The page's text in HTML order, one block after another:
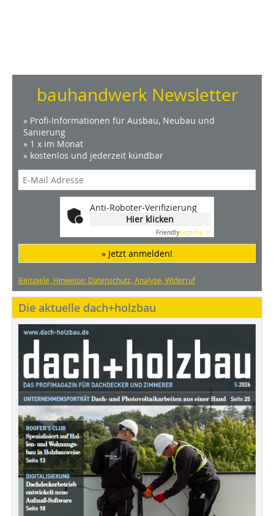
bauhandwerk Newsletter
» Profi-Informationen für Ausbau, Neubau und
Sanierung
» 1 x im Monat
» kostenlos und jederzeit kündbar
Anti-Roboter-Verifizierung
Hier klicken
FriendlyCaptcha ⇗
» Jetzt anmelden!
Beispiele, Hinweise: Datenschutz, Analyse, Widerruf
Die aktuelle dach+holzbau